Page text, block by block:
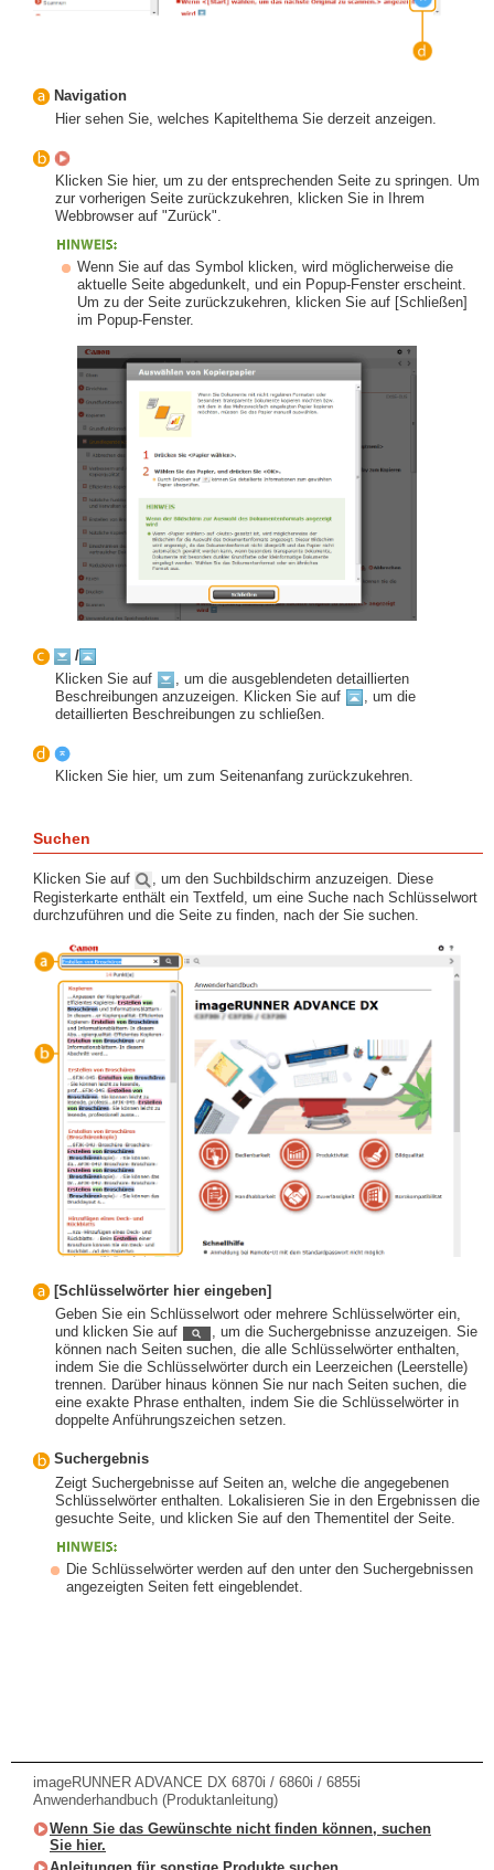
Navigation
Hier sehen Sie, welches Kapitelthema Sie derzeit anzeigen.
Klicken Sie hier, um zu der entsprechenden Seite zu springen. Um
zur vorherigen Seite zurückzukehren, klicken Sie in Ihrem
Webbrowser auf "Zurück".
Wenn Sie auf das Symbol klicken, wird möglicherweise die
aktuelle Seite abgedunkelt, und ein Popup-Fenster erscheint.
Um zu der Seite zurückzukehren, klicken Sie auf [Schließen]
im Popup-Fenster.
/
Klicken Sie auf
, um die ausgeblendeten detaillierten
Beschreibungen anzuzeigen. Klicken Sie auf
, um die
detaillierten Beschreibungen zu schließen.
Klicken Sie hier, um zum Seitenanfang zurückzukehren.
Suchen
Klicken Sie auf
, um den Suchbildschirm anzuzeigen. Diese
Registerkarte enthält ein Textfeld, um eine Suche nach Schlüsselwort
durchzuführen und die Seite zu finden, nach der Sie suchen.
[Schlüsselwörter hier eingeben]
Geben Sie ein Schlüsselwort oder mehrere Schlüsselwörter ein,
und klicken Sie auf
, um die Suchergebnisse anzuzeigen. Sie
können nach Seiten suchen, die alle Schlüsselwörter enthalten,
indem Sie die Schlüsselwörter durch ein Leerzeichen (Leerstelle)
trennen. Darüber hinaus können Sie nur nach Seiten suchen, die
eine exakte Phrase enthalten, indem Sie die Schlüsselwörter in
doppelte Anführungszeichen setzen.
Suchergebnis
Zeigt Suchergebnisse auf Seiten an, welche die angegebenen
Schlüsselwörter enthalten. Lokalisieren Sie in den Ergebnissen die
gesuchte Seite, und klicken Sie auf den Thementitel der Seite.
Die Schlüsselwörter werden auf den unter den Suchergebnissen
angezeigten Seiten fett eingeblendet.
imageRUNNER ADVANCE DX 6870i / 6860i / 6855i
Anwenderhandbuch (Produktanleitung)
Wenn Sie das Gewünschte nicht finden können, suchen
Sie hier.